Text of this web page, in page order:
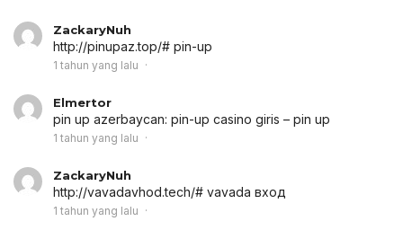
ZackaryNuh
http://pinupaz.top/# pin-up
1 tahun yang lalu
Elmertor
pin up azerbaycan: pin-up casino giris – pin up
1 tahun yang lalu
ZackaryNuh
http://vavadavhod.tech/# vavada вход
1 tahun yang lalu